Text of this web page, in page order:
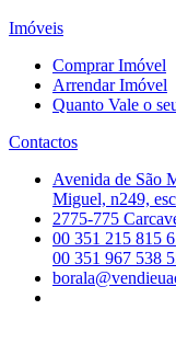
Imóveis
Comprar Imóvel
Arrendar Imóvel
Quanto Vale o
Contactos
Avenida de São
Miguel, n249,
2775-775
00 351 215 815
00 351 967 538